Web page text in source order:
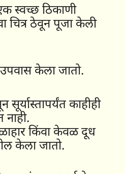
स्वच्छ ठिकाणी
चित्र ठेवून पूजा केली
केला जातो.
काहीही
किंवा केवळ दूध
केला जातो.